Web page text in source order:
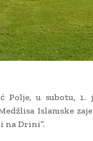
Polje, u subotu, 1.
Islamske
na Drini”.